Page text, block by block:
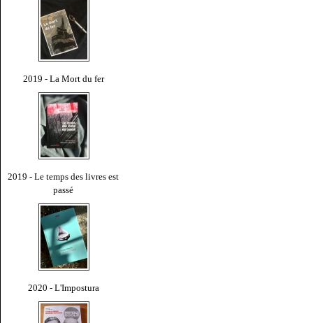
2019 - La Mort du fer
2019 - Le temps des livres est
passé
2020 - L'Impostura